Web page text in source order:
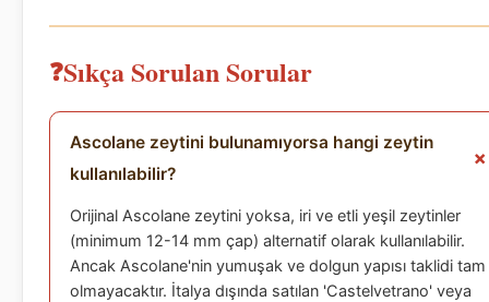
Sıkça Sorulan Sorular
Ascolane zeytini bulunamıyorsa hangi zeytin
kullanılabilir?
Orijinal Ascolane zeytini yoksa, iri ve etli yeşil zeytinler
(minimum 12-14 mm çap) alternatif olarak kullanılabilir.
Ancak Ascolane'nin yumuşak ve dolgun yapısı taklidi tam
olmayacaktır. İtalya dışında satılan 'Castelvetrano' veya